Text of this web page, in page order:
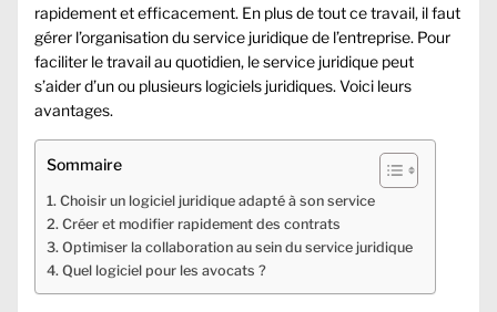
rapidement et efficacement. En plus de tout ce travail, il faut
gérer l’organisation du service juridique de l’entreprise. Pour
faciliter le travail au quotidien, le service juridique peut
s’aider d’un ou plusieurs logiciels juridiques. Voici leurs
avantages.
Sommaire
Choisir un logiciel juridique adapté à son service
Créer et modifier rapidement des contrats
Optimiser la collaboration au sein du service juridique
Quel logiciel pour les avocats ?